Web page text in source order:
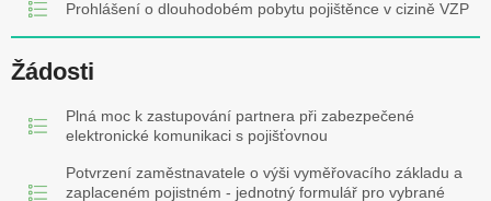
Prohlášení o dlouhodobém pobytu pojištěnce v cizině VZP
Žádosti
Plná moc k zastupování partnera při zabezpečené
elektronické komunikaci s pojišťovnou
Potvrzení zaměstnavatele o výši vyměřovacího základu a
zaplaceném pojistném - jednotný formulář pro vybrané